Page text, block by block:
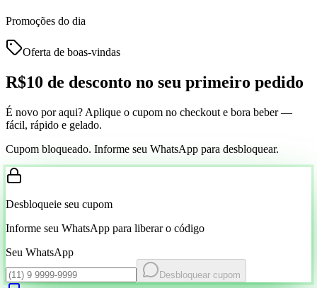
Promoções do dia
Oferta de boas-vindas
R$10 de desconto no seu primeiro pedido
É novo por aqui? Aplique o cupom no checkout e bora beber —
fácil, rápido e gelado.
Cupom bloqueado. Informe seu WhatsApp para desbloquear.
Desbloqueie seu cupom
Informe seu WhatsApp para liberar o código
Seu WhatsApp
Desbloquear cupom